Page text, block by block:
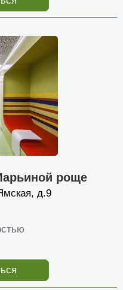
роще
д.9